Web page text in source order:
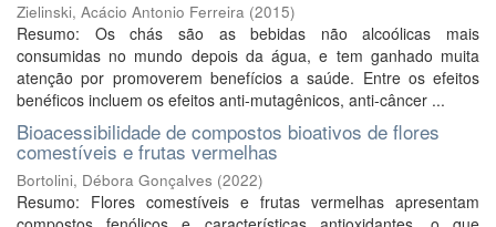
Zielinski, Acácio Antonio Ferreira (2015)
Resumo: Os chás são as bebidas não alcoólicas mais
consumidas no mundo depois da água, e tem ganhado muita
atenção por promoverem benefícios a saúde. Entre os efeitos
benéficos incluem os efeitos anti-mutagênicos, anti-câncer ...
Bioacessibilidade de compostos bioativos de flores
comestíveis e frutas vermelhas
Bortolini, Débora Gonçalves (2022)
Resumo: Flores comestíveis e frutas vermelhas apresentam